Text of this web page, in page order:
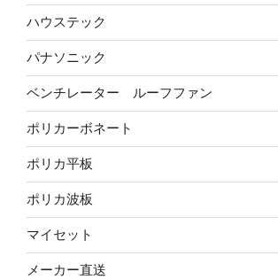
ハウステック
パナソニック
ベンチレーター ルーフファン
ポリカーボネート
ポリカ平板
ポリカ波板
マイセット
メーカー直送